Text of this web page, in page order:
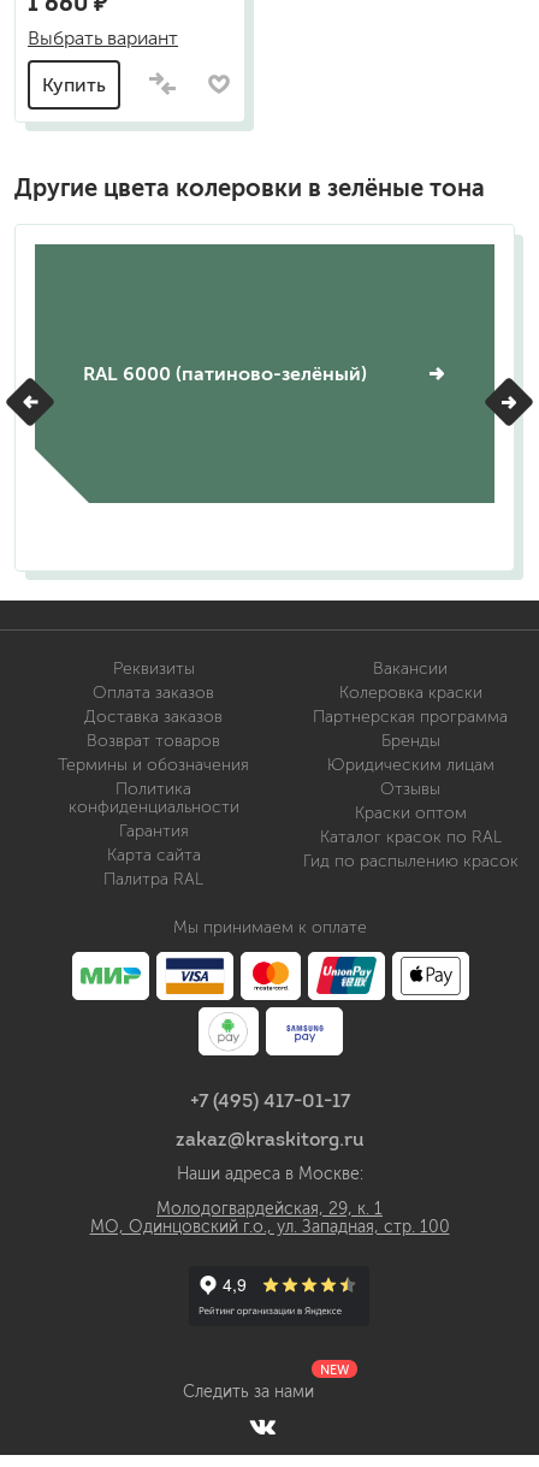
Выбрать вариант
Купить
Другие цвета колеровки в зелёные тона
RAL 6000 (патиново-зелёный)
Реквизиты
Оплата заказов
Доставка заказов
Возврат товаров
Термины и обозначения
Политика
конфиденциальности
Гарантия
Карта сайта
Палитра RAL
Вакансии
Колеровка краски
Партнерская программа
Бренды
Юридическим лицам
Отзывы
Краски оптом
Каталог красок по RAL
Гид по распылению красок
Мы принимаем к оплате
+7 (495) 417-01-17
zakaz@kraskitorg.ru
Наши адреса в Москве:
Молодогвардейская, 29, к. 1
МО, Одинцовский г.о., ул. Западная, стр. 100
Следить за нами
NEW